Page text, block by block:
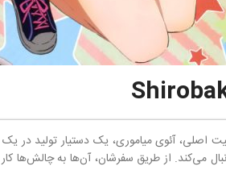
آئوی میاموری، یک دستیار تولید در
می‌کند. از طریق سفرشان، آن‌ها به